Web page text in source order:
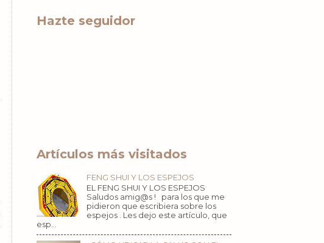
Hazte seguidor
Artículos más visitados
FENG SHUI Y LOS ESPEJOS
EL FENG SHUI Y LOS ESPEJOS
Saludos amig@s ! para los que me
pidieron que escribiera sobre los
espejos . Les dejo este artículo, que
esp...